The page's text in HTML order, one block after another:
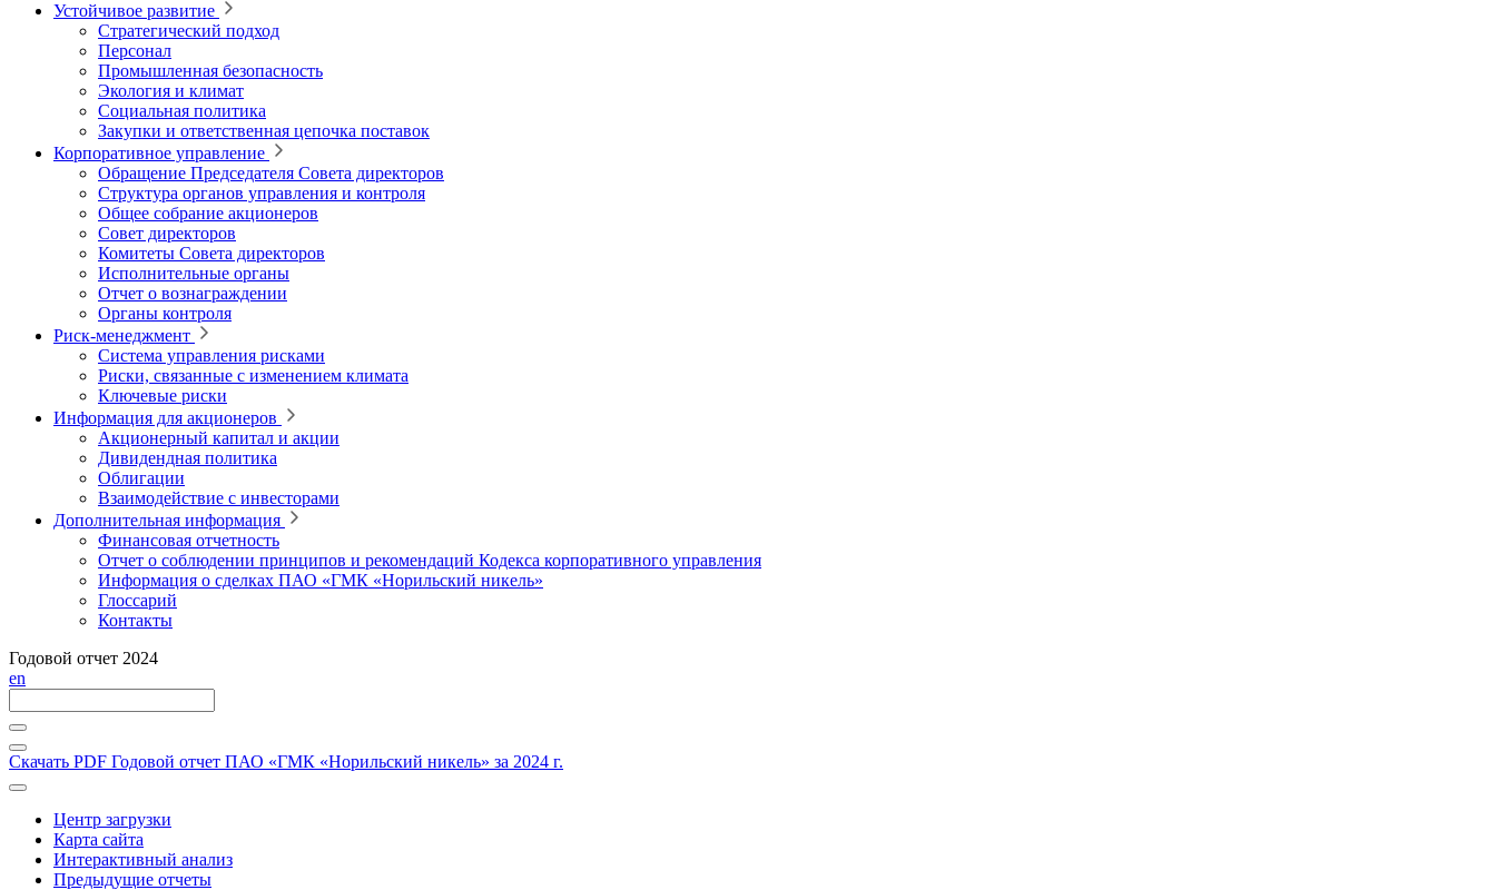
Устойчивое развитие
Стратегический подход
Персонал
Промышленная безопасность
Экология и климат
Социальная политика
Закупки и ответственная цепочка поставок
Корпоративное управление
Обращение Председателя Совета директоров
Структура органов управления и контроля
Общее собрание акционеров
Совет директоров
Комитеты Совета директоров
Исполнительные органы
Отчет о вознаграждении
Органы контроля
Риск-менеджмент
Система управления рисками
Риски, связанные с изменением климата
Ключевые риски
Информация для акционеров
Акционерный капитал и акции
Дивидендная политика
Облигации
Взаимодействие с инвесторами
Дополнительная информация
Финансовая отчетность
Отчет о соблюдении принципов и рекомендаций Кодекса корпоративного управления
Информация о сделках ПАО «ГМК «Норильский никель»
Глоссарий
Контакты
Годовой отчет 2024
en
Скачать PDF Годовой отчет ПАО «ГМК «Норильский никель» за 2024 г.
Центр загрузки
Карта сайта
Интерактивный анализ
Предыдущие отчеты